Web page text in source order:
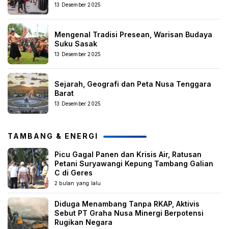
13 Desember 2025
Mengenal Tradisi Presean, Warisan Budaya
Suku Sasak
13 Desember 2025
Sejarah, Geografi dan Peta Nusa Tenggara
Barat
13 Desember 2025
TAMBANG & ENERGI
Picu Gagal Panen dan Krisis Air, Ratusan
Petani Suryawangi Kepung Tambang Galian
C di Geres
2 bulan yang lalu
Diduga Menambang Tanpa RKAP, Aktivis
Sebut PT Graha Nusa Minergi Berpotensi
Rugikan Negara